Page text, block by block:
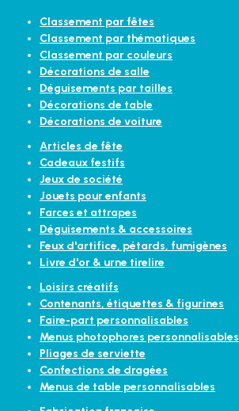
Classement par fêtes
Classement par thématiques
Classement par couleurs
Décorations de salle
Déguisements par tailles
Décorations de table
Décorations de voiture
Articles de fête
Cadeaux festifs
Jeux de société
Jouets pour enfants
Farces et attrapes
Déguisements & accessoires
Feux d'artifice, pétards, fumigènes
Livre d'or & urne tirelire
Loisirs créatifs
Contenants, étiquettes & figurines
Faire-part personnalisables
Menus photophores personnalisables
Pliages de serviette
Confections de dragées
Menus de table personnalisables